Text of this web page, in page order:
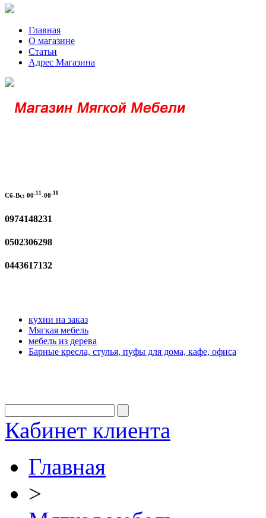
Главная
О магазине
Статьи
Адрес Магазина
Сб-Вс: 00:11 -00:18
0974148231
0502306298
0443617132
кухни на заказ
Мягкая мебель
мебель из дерева
Барные кресла, стулья, пуфы для дома, кафе, офиса
Кабинет клиента
Главная
>